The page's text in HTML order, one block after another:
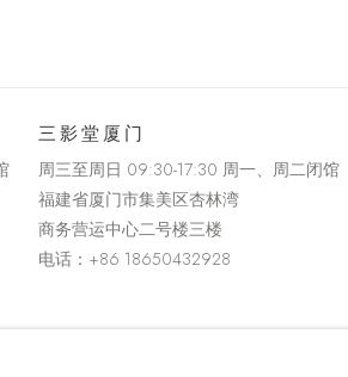
三影堂厦门
周三至周日 09:30-17:30 周一、周二闭馆
福建省厦门市集美区杏林湾
商务营运中心二号楼三楼
电话： +86 18650432928